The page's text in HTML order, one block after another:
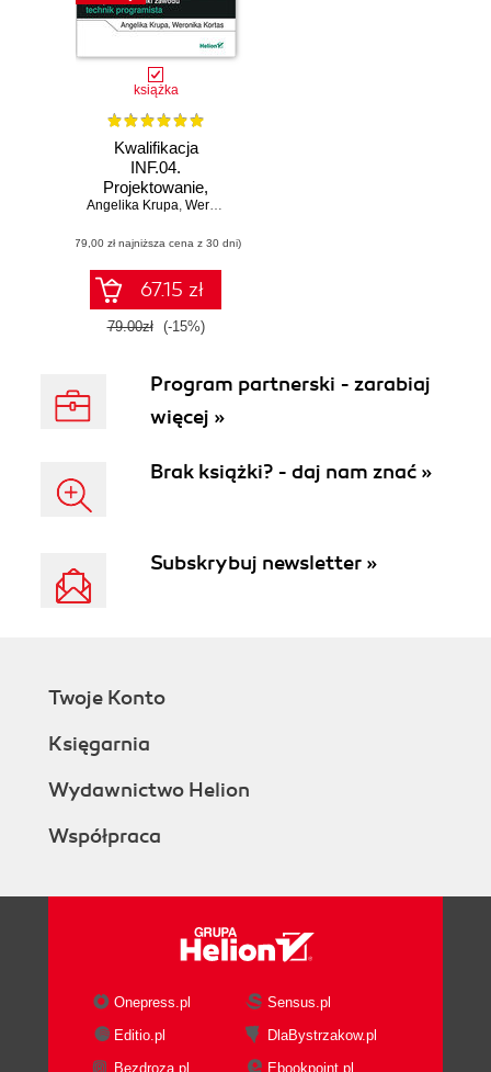
książka
Kwalifikacja
INF.04.
Projektowanie,
programowanie i
aplikacji. Część 1.
Inżynieria
programowania -
projektowanie
oprogramowania,
aplikacji.
nauki zawodu
programista
Angelika Krupa, Weronika Kortas
(79,00 zł najniższa cena z 30 dni)
67.15 zł
79.00zł (-15%)
Program partnerski - zarabiaj
więcej »
Brak książki? - daj nam znać »
Subskrybuj newsletter »
Twoje Konto
Księgarnia
Wydawnictwo Helion
Współpraca
Onepress.pl
Sensus.pl
Editio.pl
DlaBystrzakow.pl
Bezdroza.pl
Ebookpoint.pl